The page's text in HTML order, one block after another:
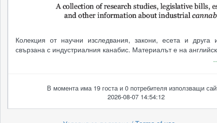
Колекция от научни изследвания, закони, есета и друга
свързана с индустриалния канабис. Материалът е на
В момента има 19 госта и 0 потребителя използващи
2026-08-07 14:54:12